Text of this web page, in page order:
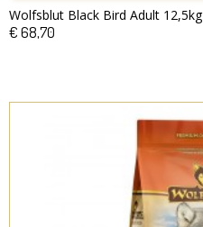
Wolfsblut Black Bird Adult 12,5kg
€ 68,70